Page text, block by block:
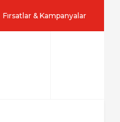
Fırsatlar & Kampanyalar